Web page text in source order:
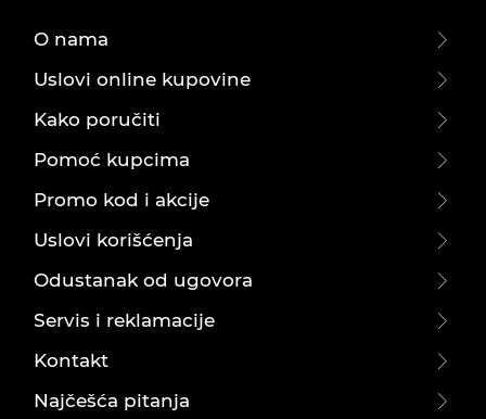
O nama
Uslovi online kupovine
Kako poručiti
Pomoć kupcima
Promo kod i akcije
Uslovi korišćenja
Odustanak od ugovora
Servis i reklamacije
Kontakt
Najčešća pitanja